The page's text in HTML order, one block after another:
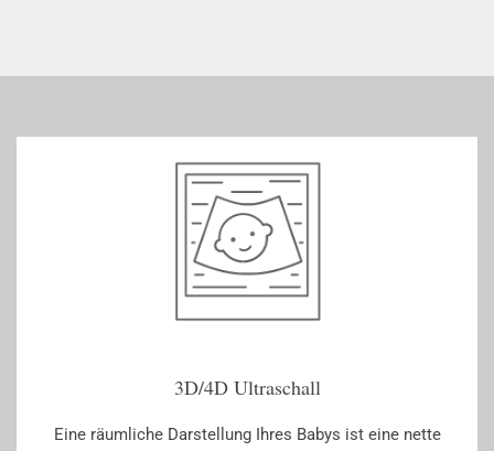
3D/4D Ultraschall
Eine räumliche Darstellung Ihres Babys ist eine nette